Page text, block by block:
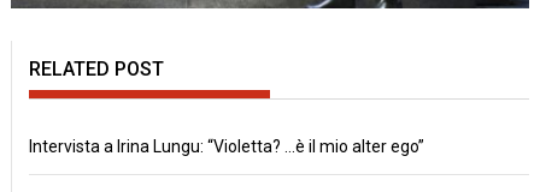
RELATED POST
Intervista a Irina Lungu: “Violetta? …è il mio alter ego”